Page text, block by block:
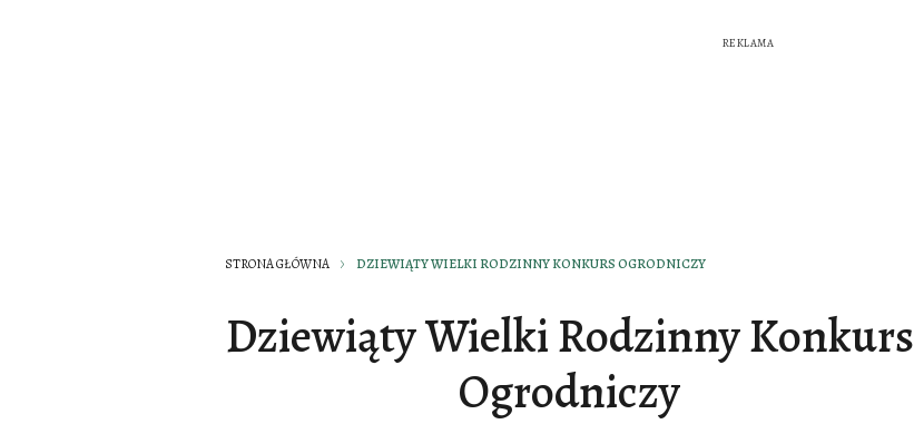
STRONA GŁÓWNA DZIEWIĄTY WIELKI RODZINNY KONKURS OGRODNICZY
Dziewiąty Wielki Rodzinny Konkurs
Ogrodniczy